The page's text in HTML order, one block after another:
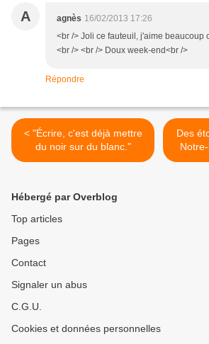
A agnès 16/02/2013 17:26
<br /> Joli ce fauteuil, j'aime beaucoup
<br /> <br /> Doux week-end<br />
Répondre
< "Écrire, c'est déjà mettre
du noir sur du blanc."
Des
Hébergé par Overblog
Top articles
Pages
Contact
Signaler un abus
C.G.U.
Cookies et données personnelles